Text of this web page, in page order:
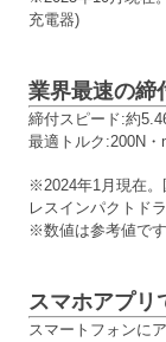
充電器)
業界最速の締
締付スピード:約
最適トルク:200N・
※2024年1月現在。
レスインパクトド
※数値は参考値で
スマホアプリ
スマートフォンに